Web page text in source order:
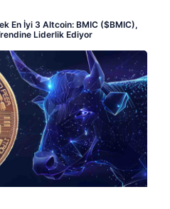
En İyi 3 Altcoin: BMIC ($BMIC),
Liderlik Ediyor